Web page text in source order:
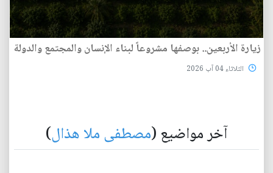
زيارة الأربعين.. بوصفها مشروعاً لبناء الإنسان والمجتمع والدولة
الثلاثاء 04 آب 2026
آخر مواضيع (مصطفى ملا هذال)